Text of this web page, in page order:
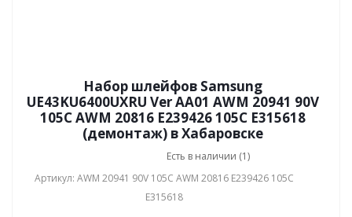
Набор шлейфов Samsung
UE43KU6400UXRU Ver AA01 AWM 20941 90V
105C AWM 20816 E239426 105C E315618
(демонтаж) в Хабаровске
Есть в наличии (1)
Артикул: AWM 20941 90V 105C AWM 20816 E239426 105C
E315618